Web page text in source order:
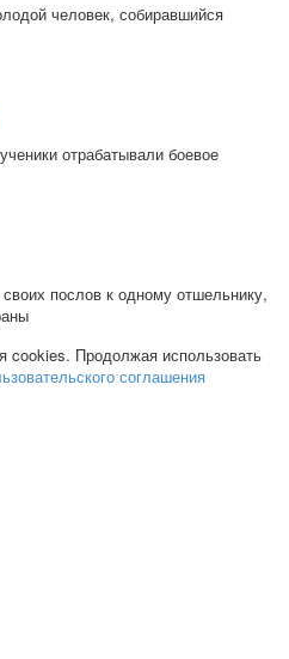
человек, собиравшийся
отрабатывали боевое
послов к одному отшельнику,
cookies. Продолжая использовать
соглашения